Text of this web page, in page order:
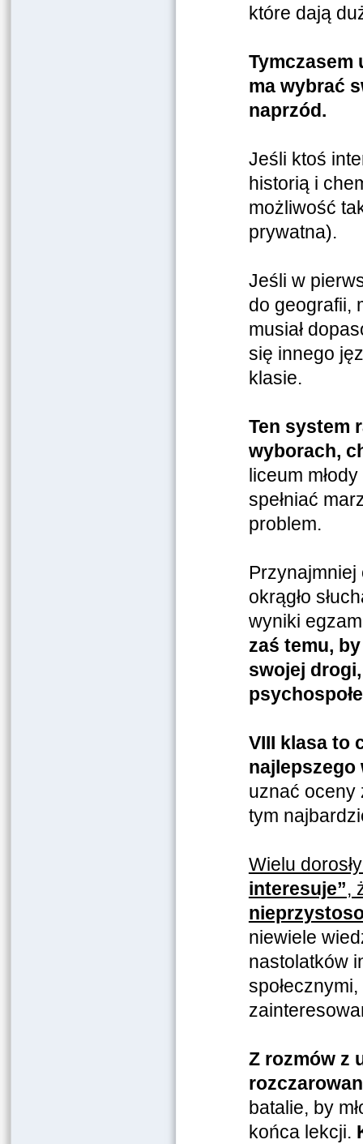
które dają
Tymczasem
ma wybrać
naprzód.
Jeśli ktoś
historią i
możliwość
prywatna).
Jeśli w
do geografii,
musiał
się innego
klasie.
Ten system
wyborach,
liceum
spełniać
problem.
Przynajmniej
okrągło
wyniki
zaś temu,
swojej
VIII klasa to
najlepszego
uznać oceny
tym
Wielu
interesuje”,
niewiele
nastolatków
Z rozmów z
batalie, by
końca lekcji.